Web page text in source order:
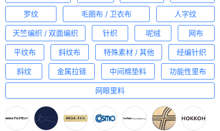
罗纹 毛圈布 / 卫衣布 人字纹
天竺编织 / 双面编织 针织 呢绒 网布
平纹布 斜纹布 特殊素材 / 其他 经编针织
斜纹 金属拉链 中间棉垫料 功能性里布
网眼里料